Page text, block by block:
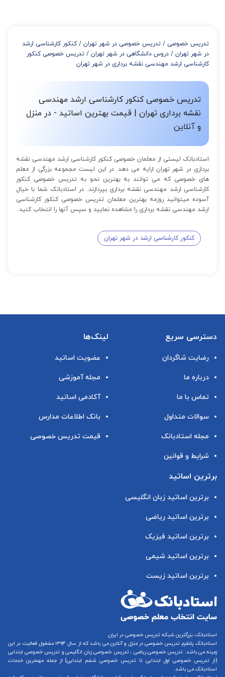
از 12 تا 15 جلسه: 7% تخفیف
از 16 تا 100 جلسه: 9% تخفیف
تدریس خصوصی / تدریس خصوصی در شهر تهران /کنکور کارشناسی ارشد
در شهر تهران / دروس دانشگاهی در شهر تهران / تدریس خصوصی کنکور
کارشناسی ارشد مهندسی نقشه برداری در شهر تهران
تدریس خصوصی کنکور کارشناسی ارشد مهندسی
نقشه برداری تهران | قیمت بهترین اساتید - در منزل
و آنلاین
استادبانک لیستی از معلمان خصوصی کنکور کارشناسی ارشد مهندسی نقشه
برداری در شهر تهران ارایه می دهد. در این لیست مجموعه بزرگی از معلم
های خصوصی که می توانند به بهترین نحو به تدریس خصوصی کنکور
کارشناسی ارشد مهندسی نقشه برداری بپردازند. در استادبانک شما با خیال
آسوده میتوانید روزمه بهترین معلمان تدریس خصوصی کنکور کارشناسی
ارشد مهندسی نقشه برداری را مشاهده نمایید و سپس آنها را انتخاب کنید.
کنکور کارشناسی ارشد در شهر تهران
دسترسی سریع
رضایت شاگردان
درباره ما
تماس با ما
سوالات متداول
مجله استادبانک
شرایط و قوانین
لینک‌ها
عضویت اساتید
مجله آموزشی
آکادمی اساتید
بانک اطلاعات مدارس
قیمت تدریس خصوصی
برترین اساتید
برترین اساتید زبان انگلیسی
برترین اساتید ریاضی
برترین اساتید فیزیک
برترین اساتید شیمی
برترین اساتید زیست
استادبانک، بزرگترین شبکه تدریس خصوصی در ایران
استادبانک پلتفرم تدریس خصوصی در منزل و آنلاین
می باشد که از سال ۱۳۹۴ مشغول فعالیت در این
زمینه می باشد. تدریس خصوصی ریاضی ، تدریس خصوصی زبان انگلیسیو تدریس خصوصی ابتدایی
(از تدریس خصوصی اول ابتدایی تا تدریس خصوصی ششم ابتدایی) از جمله مهمترین خدمات
استادبانک می باشد.